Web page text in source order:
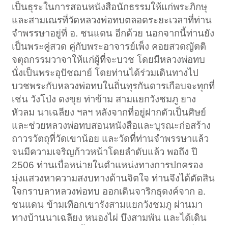
เป็นธุระในการสอนหนังสือนักธรรมให้แก่พระภิกษุ
และสามเณรที่วัดหลวงพ่อทบตลอดระยะเวลาที่ท่าน
จำพรรษาอยู่ที่ อ. ชนแดน อีกด้วย นอกจากนี้ท่านยัง
เป็นพระคู่สวด คู่กับพระอาจารย์เพ็ง คอยสวดญัตติ
จตุถกรรมวาจาให้แก่ผู้ที่จะบวช โดยมีหลวงพ่อทบ
นั่งเป็นพระอุปัชฌาย์ โดยท่านได้ร่วมเดินทางไป
บวชพระกับหลวงพ่อทบในถิ่นทุรกันดารเกือบจะทุกที่
เช่น วังโป่ง ดงขุย ท่าข้าม สามแยกวังชมภู ยาง
หัวลม นาเฉลียง ฯลฯ หลังจากที่อยู่ฝากตัวเป็นศิษย์
และช่วยหลวงพ่อทบสอนหนังสือและบูรณะก่อสร้าง
ถาวรวัตถุที่วัดเขาน้อย และวัดที่ท่านจำพรรษาแล้ว
จนมีความเจริญก้าวหน้าโดยลำดับแล้ว พอถึง ปี
2506 ท่านเบื่อหน่ายในตำแหน่งทางการปกครอง
มุ่งแสวงหาความสงบทางด้านจิตใจ ท่านจึงได้ตัดสิน
ใจกราบลาหลวงพ่อทบ ออกเดินจาริกธุดงค์จาก อ.
ชนแดน ข้ามเทือกเขารังสามแยกวังชมภู ผ่านมา
ทางบ้านนาเฉลียง หนองไผ่ บึงสามพัน และได้เดิน